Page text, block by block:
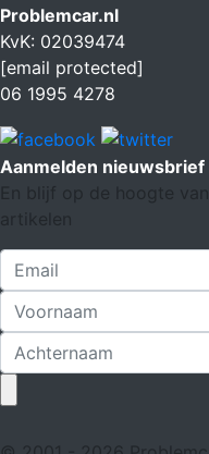
Problemcar.nl
KvK: 02039474
[email protected]
06 1995 4278
Aanmelden nieuwsbrief
En blijf op de hoogte
artikelen